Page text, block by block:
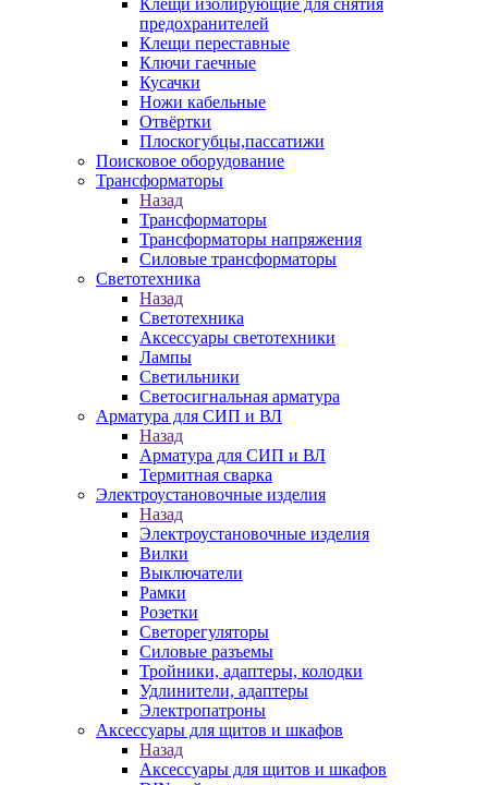
Клещи изолирующие для снятия
предохранителей
Клещи переставные
Ключи гаечные
Кусачки
Ножи кабельные
Отвёртки
Плоскогубцы,пассатижи
Поисковое оборудование
Трансформаторы
Назад
Трансформаторы
Трансформаторы напряжения
Силовые трансформаторы
Светотехника
Назад
Светотехника
Аксессуары светотехники
Лампы
Светильники
Светосигнальная арматура
Арматура для СИП и ВЛ
Назад
Арматура для СИП и ВЛ
Термитная сварка
Электроустановочные изделия
Назад
Электроустановочные изделия
Вилки
Выключатели
Рамки
Розетки
Светорегуляторы
Силовые разъемы
Тройники, адаптеры, колодки
Удлинители, адаптеры
Электропатроны
Аксессуары для щитов и шкафов
Назад
Аксессуары для щитов и шкафов